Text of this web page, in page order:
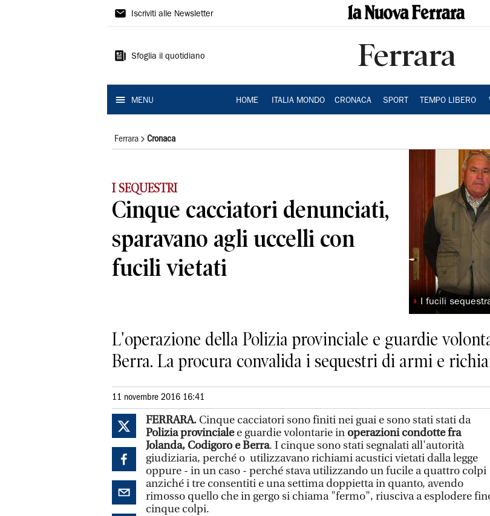
La
Ferrara
Iscriviti alle Newsletter
Sfoglia il quotidiano Ferrara
MENU HOME ITALIA MONDO CRONACA SPORT TEMPO LIBERO
Ferrara Cronaca
I SEQUESTRI
Cinque cacciatori denunciati,
sparavano agli uccelli con
fucili vietati
◗ I fucili
L'operazione della Polizia provinciale e guardie
Berra. La procura convalida i sequestri di armi e
11 novembre 2016 16:41
FERRARA. Cinque cacciatori sono finiti nei guai e sono stati stati da
Polizia provincialee guardie volontarie in operazioni condotte fra
Jolanda, Codigoro e Berra. I cinque sono stati segnalati all'autorità
giudiziaria, perché o utilizzavano richiami acustici vietati dalla legge
oppure - in un caso - perché stava utilizzando un fucile a quattro colpi
anziché i tre consentiti e una settima doppietta in quanto, avendo
rimosso quello che in gergo si chiama "fermo", riusciva a esplodere
cinque colpi.